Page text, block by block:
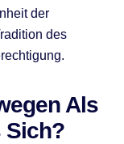
der
des
Als
Sich?